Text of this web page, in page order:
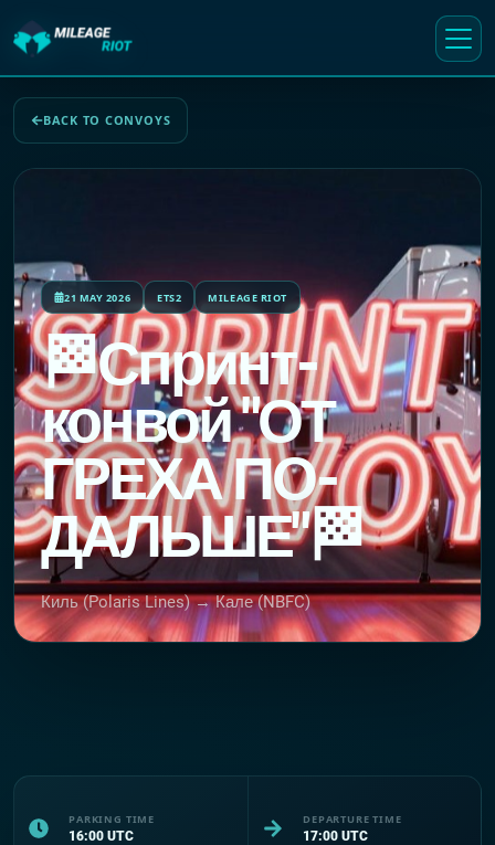
BACK TO CONVOYS
21 MAY 2026 ETS2 MILEAGE RIOT
🏁Спринт-
конвой "ОТ
ГРЕХА ПО-
ДАЛЬШЕ"🏁
Киль (Polaris Lines) → Кале (NBFC)
PARKING TIME
16:00 UTC
DEPARTURE TIME
17:00 UTC